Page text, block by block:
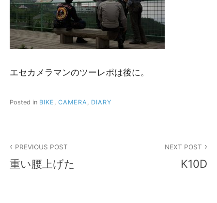
エセカメラマンのツーレポは後に。
Posted in BIKE CAMERA DIARY
稿
PREVIOUS POST
重い腰上げた
NEXT POST
K10D